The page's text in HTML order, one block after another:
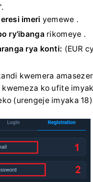
imeri yemewe .
ry'ibanga rikomeye .
rya konti: (EUR
kwemera
kwemeza ko ufite
(urengeje imyaka